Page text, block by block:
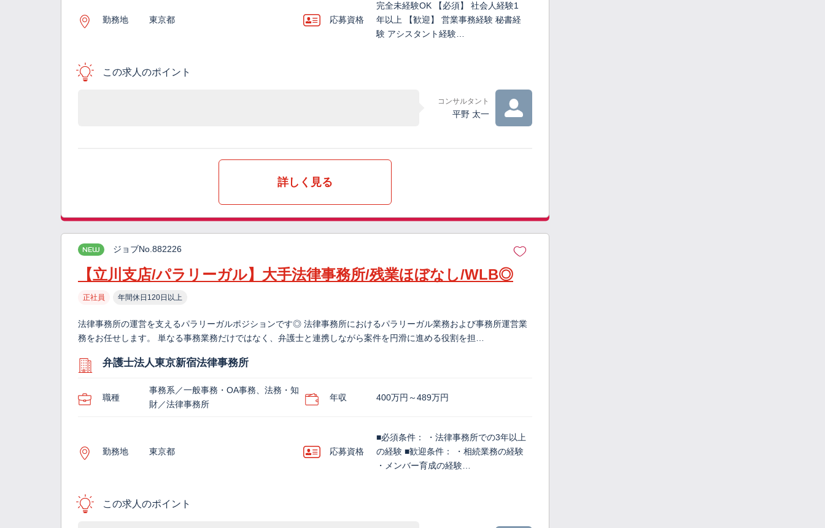
勤務地 東京都 応募資格
完全未経験OK 【必須】 社会人経験1
年以上 【歓迎】 営業事務経験 秘書経
験 アシスタント経験…
この求人のポイント
コンサルタント
平野 太一
詳しく見る
NEW ジョブNo.882226
【立川支店/パラリーガル】大手法律事務所/残業ほぼなし/WLB◎
正社員 年間休日120日以上
法律事務所の運営を支えるパラリーガルポジションです◎ 法律事務所におけるパラリーガル業務および事務所運営業
務をお任せします。 単なる事務業務だけではなく、弁護士と連携しながら案件を円滑に進める役割を担…
弁護士法人東京新宿法律事務所
職種
事務系／一般事務・OA事務、法務・知
財／法律事務所
年収 400万円～489万円
勤務地 東京都 応募資格
■必須条件： ・法律事務所での3年以上
の経験 ■歓迎条件： ・相続業務の経験
・メンバー育成の経験…
この求人のポイント